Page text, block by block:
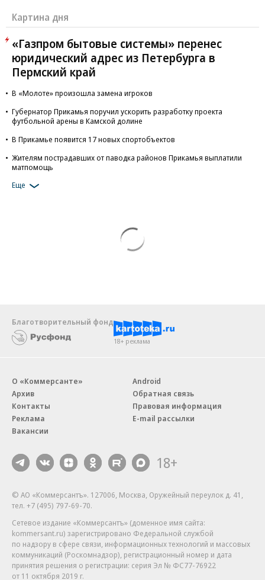
Картина дня
«Газпром бытовые системы» перенес
юридический адрес из Петербурга в
Пермский край
В «Молоте» произошла замена игроков
Губернатор Прикамья поручил ускорить разработку проекта
футбольной арены в Камской долине
В Прикамье появится 17 новых спортобъектов
Жителям пострадавших от паводка районов Прикамья выплатили
матпомощь
Еще
Благотворительный фонд
18+ реклама
О «Коммерсанте»
Архив
Контакты
Реклама
Вакансии
Android
Обратная связь
Правовая информация
E-mail рассылки
18+
© АО «Коммерсантъ». 127006, Москва, Оружейный переулок д. 41,
тел. +7 (495) 797-69-70.
Сетевое издание «Коммерсантъ» (доменное имя сайта:
kommersant.ru) зарегистрировано Федеральной службой
по надзору в сфере связи, информационных технологий и массовых
коммуникаций (Роскомнадзор), регистрационный номер и дата
принятия решения о регистрации: серия Эл № ФС77-76922
от 11 октября 2019 г.